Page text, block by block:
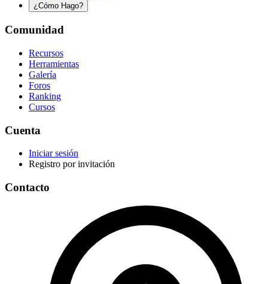
¿Cómo Hago?
Comunidad
Recursos
Herramientas
Galería
Foros
Ranking
Cursos
Cuenta
Iniciar sesión
Registro por invitación
Contacto